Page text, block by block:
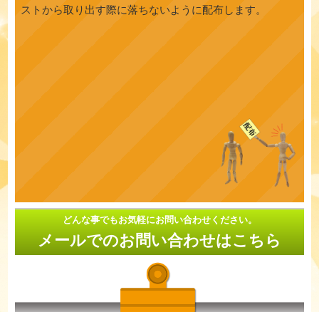
ストから取り出す際に落ちないように配布します。
どんな事でもお気軽にお問い合わせください。
メールでのお問い合わせはこちら